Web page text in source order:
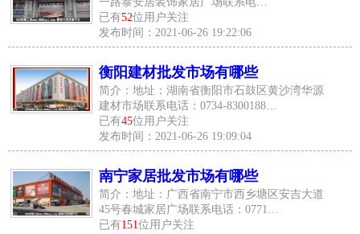
已有52位用户关注
发布时间：2021-06-26 19:22:06
衡阳建材批发市场有哪些
简介：地址：湖南省衡阳市石鼓区黄沙湾华源
建材市场联系电话：0734-8300188…
已有45位用户关注
发布时间：2021-06-26 19:09:04
南宁家居批发市场有哪些
简介：地址：广西省南宁市西乡塘区安吉大道
45号春城家居广场联系电话：0771…
已有151位用户关注